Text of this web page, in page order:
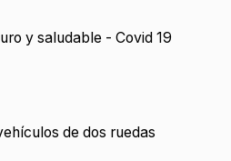
y saludable - Covid 19
de dos ruedas